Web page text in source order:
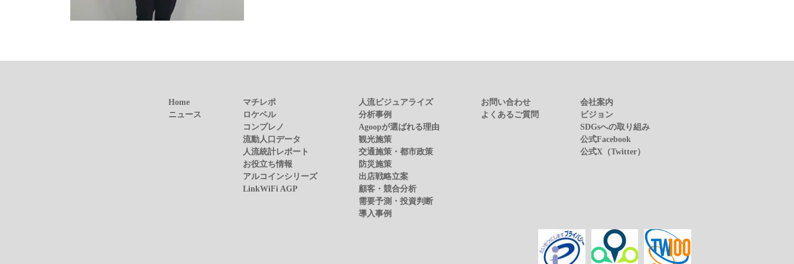
Home
ニュース
マチレポ
ロケベル
コンプレノ
流動人口データ
人流統計レポート
お役立ち情報
アルコインシリーズ
LinkWiFi AGP
人流ビジュアライズ
分析事例
Agoopが選ばれる理由
観光施策
交通施策・都市政策
防災施策
出店戦略立案
顧客・競合分析
需要予測・投資判断
導入事例
お問い合わせ
よくあるご質問
会社案内
ビジョン
SDGsへの取り組み
公式Facebook
公式X（Twitter）